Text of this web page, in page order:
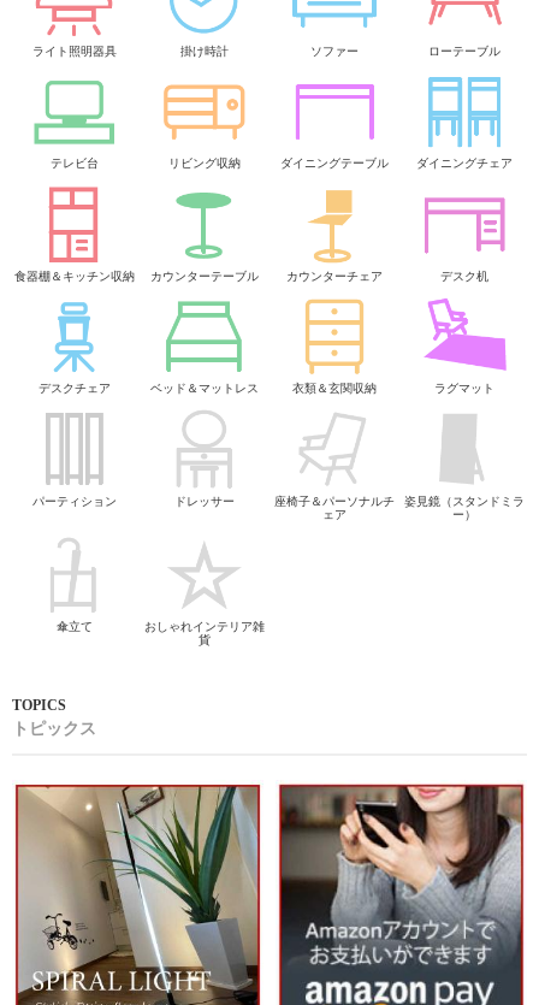
ライト照明器具 掛け時計 ソファー ローテーブル
テレビ台 リビング収納 ダイニングテーブル ダイニングチェア
食器棚＆キッチン収納 カウンターテーブル カウンターチェア デスク机
デスクチェア ベッド＆マットレス 衣類＆玄関収納 ラグマット
パーティション ドレッサー
座椅子＆パーソナルチ
ェア
姿見鏡（スタンドミラ
ー）
傘立て
おしゃれインテリア雑
貨
トピックス